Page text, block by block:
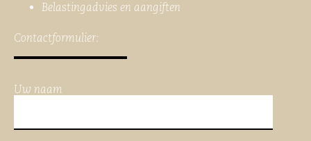
Belastingadvies en aangiften
Contactformulier:
Uw naam